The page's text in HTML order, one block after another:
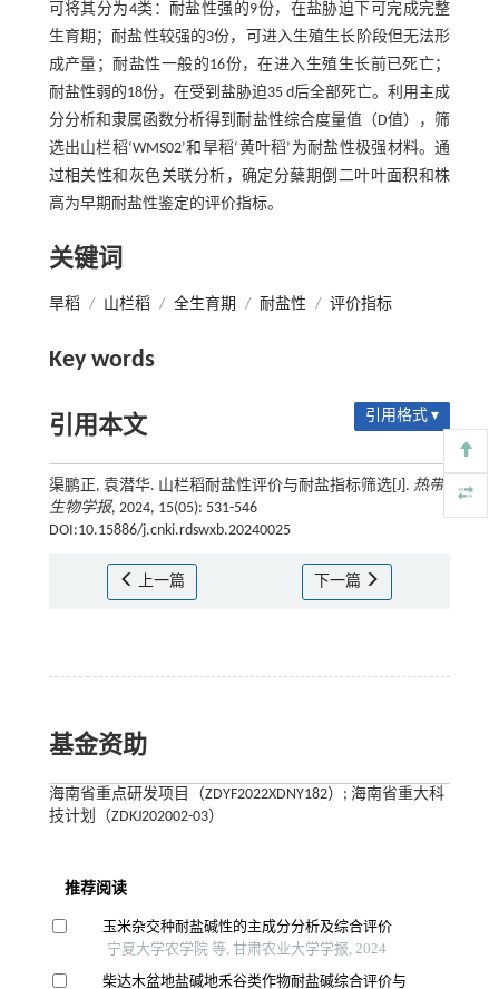
可将其分为4类：耐盐性强的9份，在盐胁迫下可完成完整
生育期；耐盐性较强的3份，可进入生殖生长阶段但无法形
成产量；耐盐性一般的16份，在进入生殖生长前已死亡；
耐盐性弱的18份，在受到盐胁迫35 d后全部死亡。利用主成
分分析和隶属函数分析得到耐盐性综合度量值（D值），筛
选出山栏稻‘WMS02’和旱稻‘黄叶稻’为耐盐性极强材料。通
过相关性和灰色关联分析，确定分蘖期倒二叶叶面积和株
高为早期耐盐性鉴定的评价指标。
关键词
旱稻 / 山栏稻 / 全生育期 / 耐盐性 / 评价指标
Key words
引用本文 引用格式 ▾
渠鹏正, 袁潜华. 山栏稻耐盐性评价与耐盐指标筛选[J]. 热带
生物学报, 2024, 15(05): 531-546
DOI:10.15886/j.cnki.rdswxb.20240025
上一篇 下一篇
基金资助
海南省重点研发项目（ZDYF2022XDNY182）; 海南省重大科
技计划（ZDKJ202002-03）